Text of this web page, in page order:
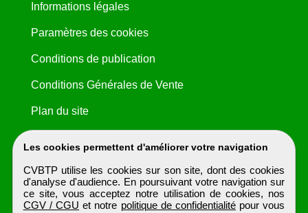
Les cookies permettent d'améliorer votre navigation
CVBTP utilise les cookies sur son site, dont des cookies
d'analyse d'audience. En poursuivant votre navigation sur
ce site, vous acceptez notre utilisation de cookies, nos
CGV / CGU et notre politique de confidentialité pour vous
Informations légales
Paramètres des cookies
Conditions de publication
Conditions Générales de Vente
Plan du site